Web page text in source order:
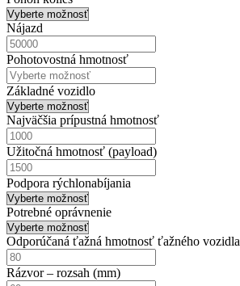
Nájazd
Pohotovostná hmotnosť
Základné vozidlo
Najväčšia prípustná hmotnosť
Užitočná hmotnosť (payload)
Podpora rýchlonabíjania
Potrebné oprávnenie
Odporúčaná ťažná hmotnosť ťažného vozidla
Rázvor – rozsah (mm)